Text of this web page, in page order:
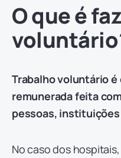
O que é
Trabalho voluntário
remunerada feita
pessoas, instituições
No caso dos